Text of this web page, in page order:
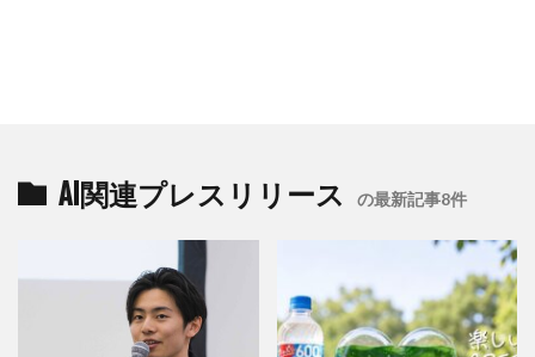
AI関連プレスリリース の最新記事8件